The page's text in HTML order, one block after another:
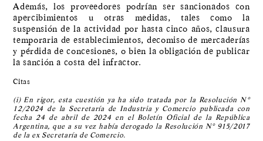
Además, los proveedores podrían ser sancionados con
apercibimientos u otras medidas, tales como la
suspensión de la actividad por hasta cinco años, clausura
temporaria de establecimientos, decomiso de mercaderías
y pérdida de concesiones, o bien la obligación de publicar
la sanción a costa del infractor.
Citas
(i) En rigor, esta cuestión ya ha sido tratada por la Resolución N°
12/2024 de la Secretaría de Industria y Comercio publicada con
fecha 24 de abril de 2024 en el Boletín Oficial de la República
Argentina, que a su vez había derogado la Resolución N° 915/2017
de la ex Secretaría de Comercio.